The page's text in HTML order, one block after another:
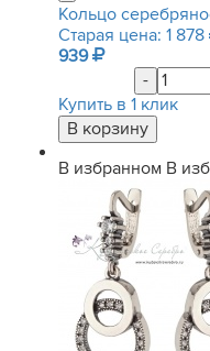
Кольцо
Старая цена: 1 878
939
-
Купить в 1 клик
В избранном В